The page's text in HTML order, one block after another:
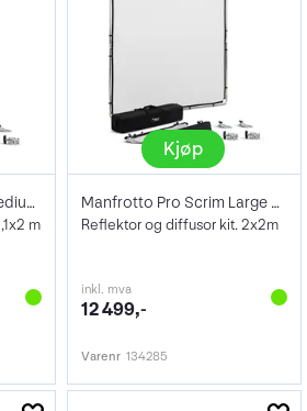
Manfrotto Pro Scrim Medium 1x2 Kit
m
Kjøp
Manfrotto Pro Scrim Large 2x2 Kit
Reflektor og diffusor kit. 2x2m
inkl. mva
12 499,-
Varenr 134285